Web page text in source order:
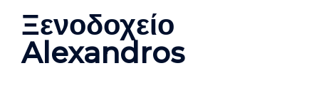
Ξενοδοχείο
Alexandros